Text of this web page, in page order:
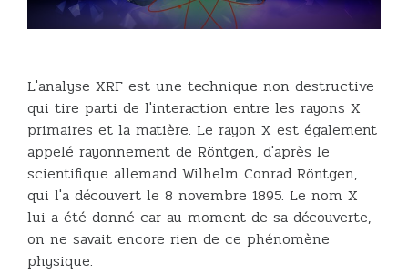
L'analyse XRF est une technique non destructive
qui tire parti de l'interaction entre les rayons X
primaires et la matière. Le rayon X est également
appelé rayonnement de Röntgen, d'après le
scientifique allemand Wilhelm Conrad Röntgen,
qui l'a découvert le 8 novembre 1895. Le nom X
lui a été donné car au moment de sa découverte,
on ne savait encore rien de ce phénomène
physique.